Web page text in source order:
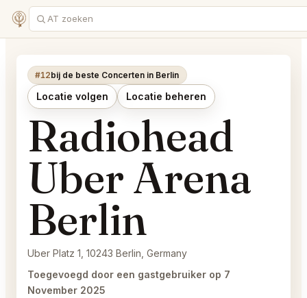
#12bij de beste Concerten in Berlin
Locatie volgen Locatie beheren
Radiohead
Uber Arena
Berlin
Uber Platz 1, 10243 Berlin, Germany
Toegevoegd door een gastgebruiker op 7
November 2025